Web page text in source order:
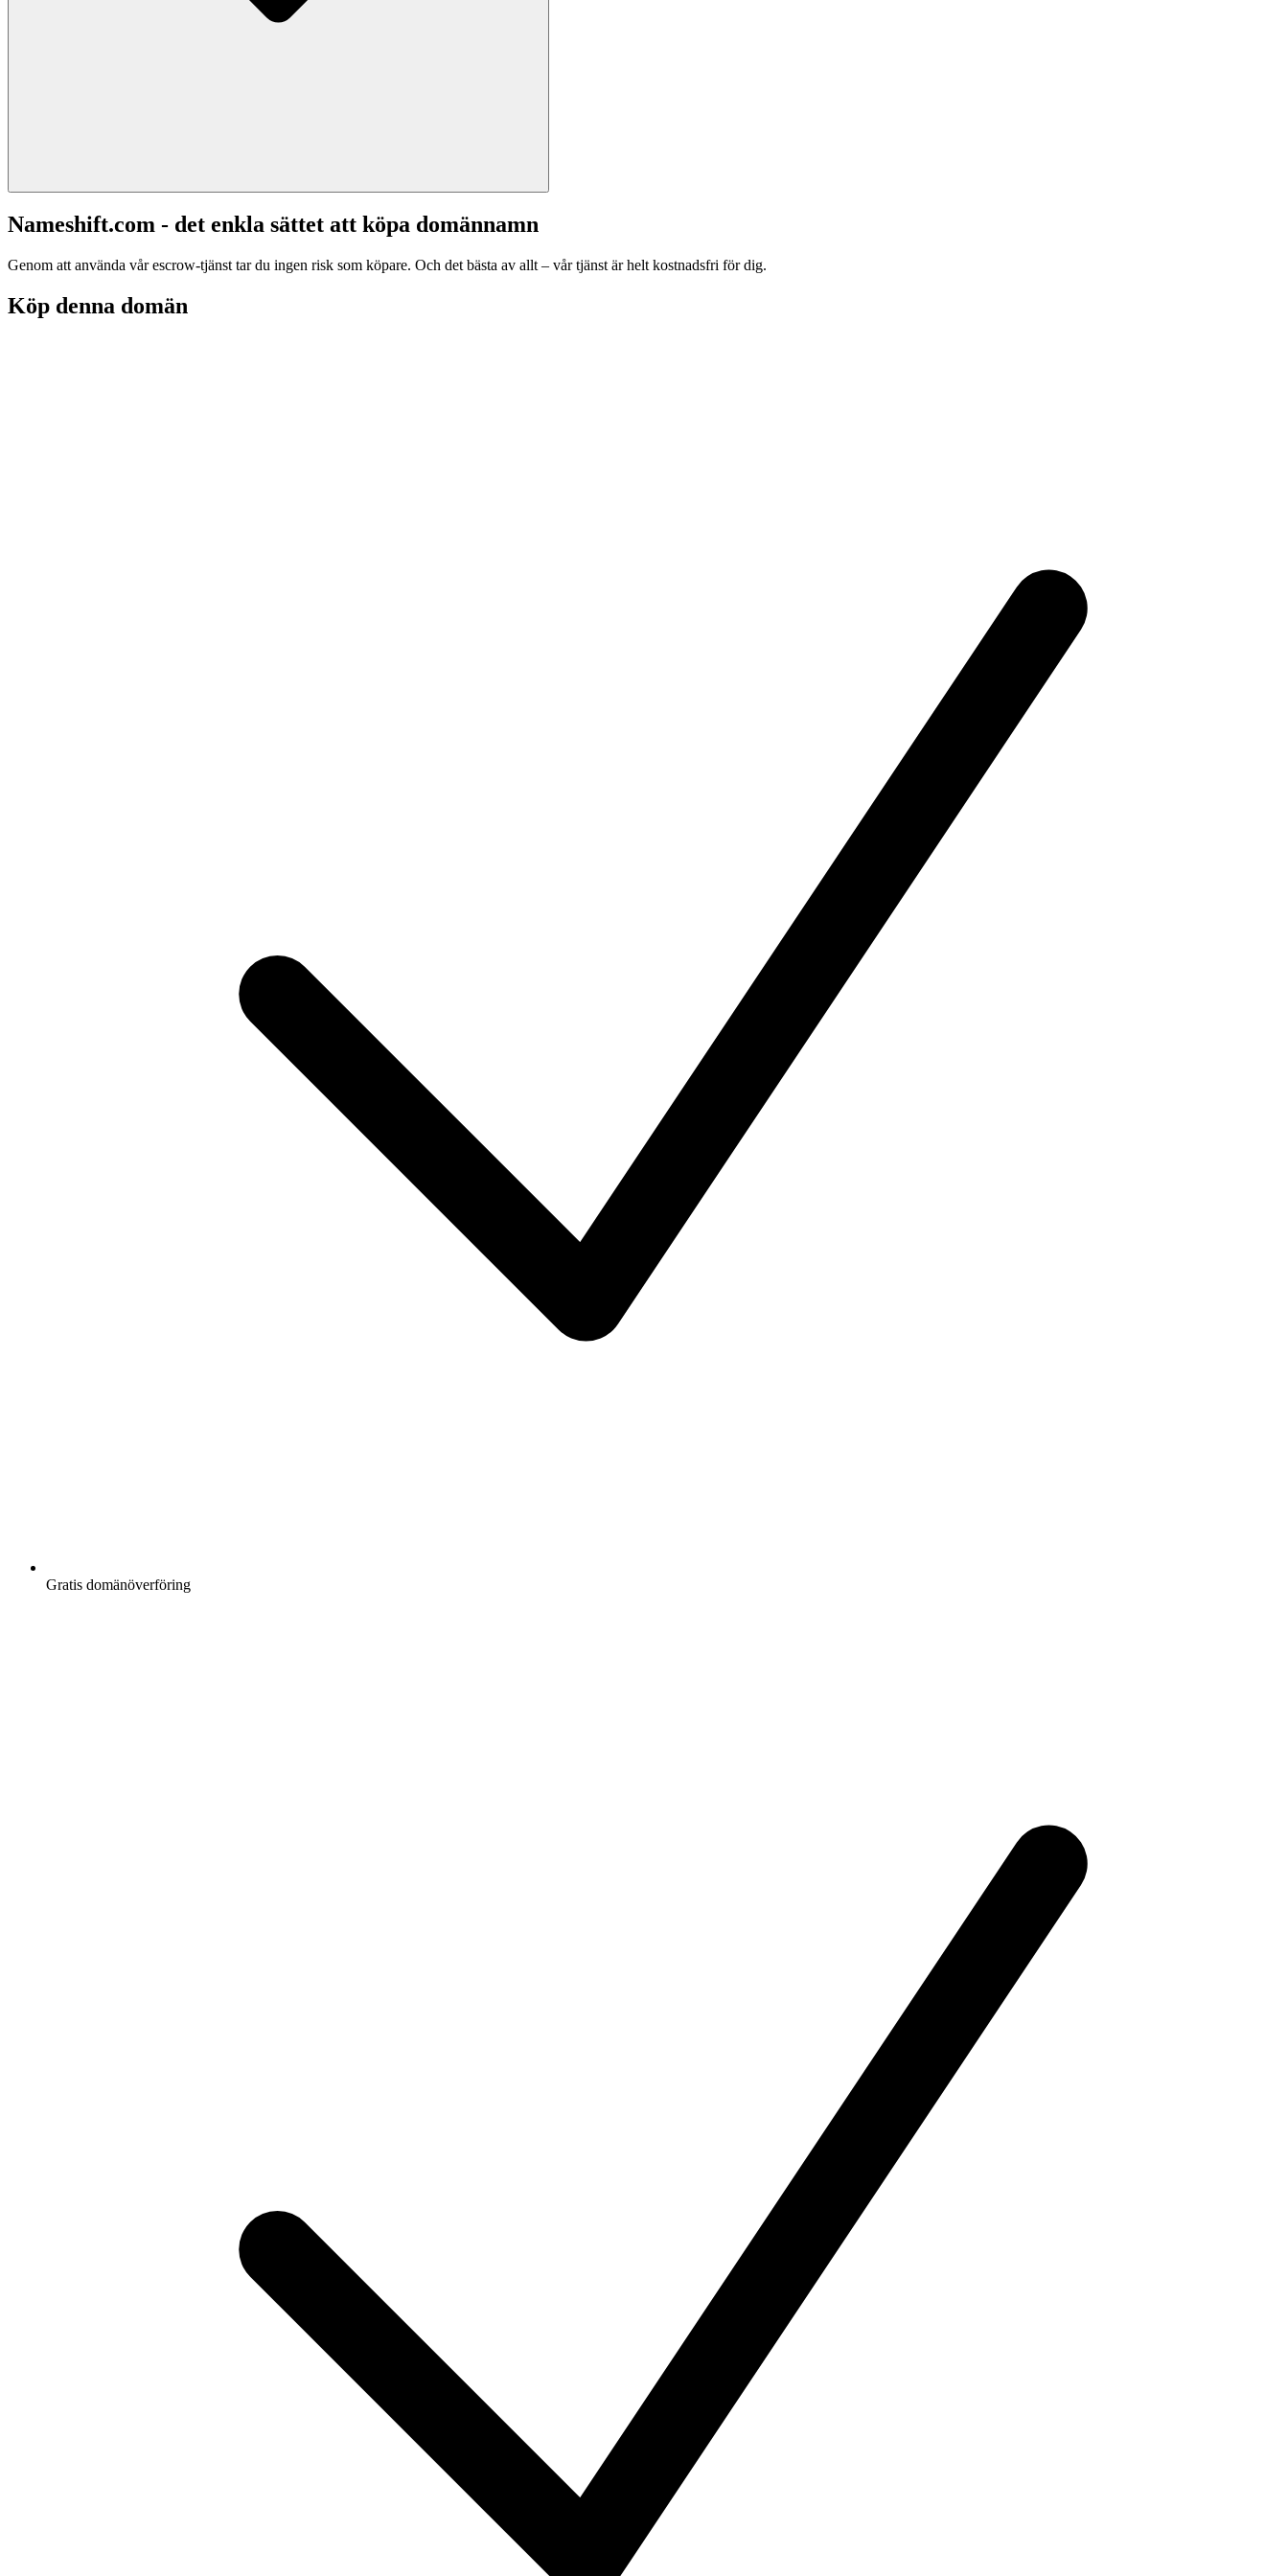
Nameshift.com - det enkla sättet att köpa domännamn
Genom att använda vår escrow-tjänst tar du ingen risk som köpare. Och det bästa av allt – vår tjänst är helt kostnadsfri för dig.
Köp denna domän
Gratis domänöverföring